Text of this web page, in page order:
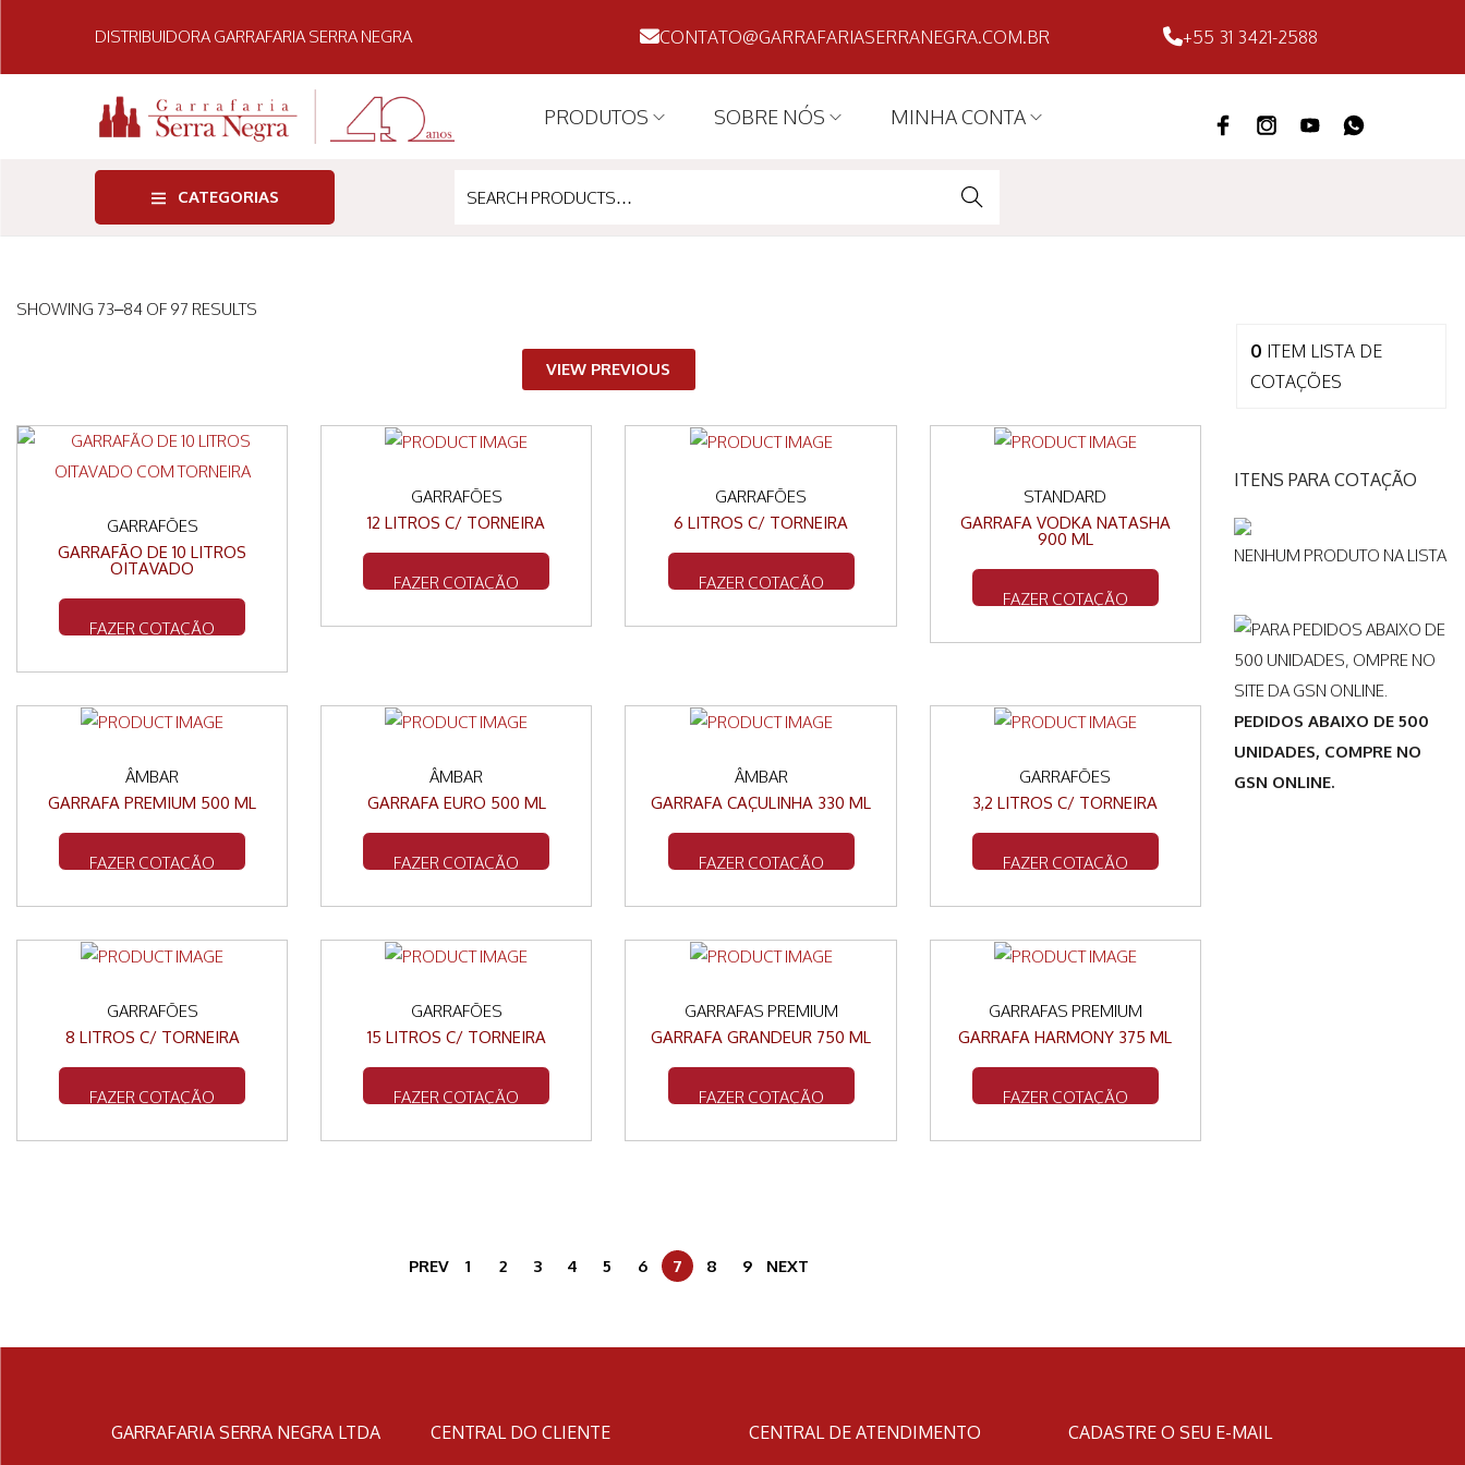
DISTRIBUIDORA GARRAFARIA SERRA NEGRA CONTATO@GARRAFARIASERRANEGRA.COM.BR +55 31 3421-2588
PRODUTOS SOBRE NÓS MINHA CONTA
CATEGORIAS
SEARC
VIEW PREVIOUS
SHOWING 73–84 OF 97 RESULTS
GARRAFÕES
GARRAFÃO DE 10 LITROS
OITAVADO
FAZER COTAÇÃO
GARRAFÕES
12 LITROS C/ TORNEIRA
FAZER COTAÇÃO
GARRAFÕES
6 LITROS C/ TORNEIRA
FAZER COTAÇÃO
STANDARD
GARRAFA VODKA NATASHA
900 ML
FAZER COTAÇÃO
ÂMBAR
GARRAFA PREMIUM 500 ML
FAZER COTAÇÃO
ÂMBAR
GARRAFA EURO 500 ML
FAZER COTAÇÃO
ÂMBAR
GARRAFA CAÇULINHA 330 ML
FAZER COTAÇÃO
GARRAFÕES
3,2 LITROS C/ TORNEIRA
FAZER COTAÇÃO
GARRAFÕES
8 LITROS C/ TORNEIRA
FAZER COTAÇÃO
GARRAFÕES
15 LITROS C/ TORNEIRA
FAZER COTAÇÃO
GARRAFAS PREMIUM
GARRAFA GRANDEUR 750 ML
FAZER COTAÇÃO
GARRAFAS PREMIUM
GARRAFA HARMONY 375 ML
FAZER COTAÇÃO
PREV 1 2 3 4 5 6 7 8 9 NEXT
0 ITEM LISTA DE
COTAÇÕES
ITENS PARA COTAÇÃO
NENHUM PRODUTO NA LISTA
PEDIDOS ABAIXO DE 500
UNIDADES, COMPRE NO
GSN ONLINE.
GARRAFARIA SERRA NEGRA LTDA CENTRAL DO CLIENTE CENTRAL DE ATENDIMENTO CADASTRE O SEU E-MAIL